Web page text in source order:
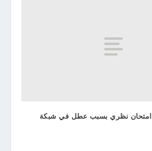
إلغاء حوالي 400 امتحان نظري بسبب عطل في شبكة